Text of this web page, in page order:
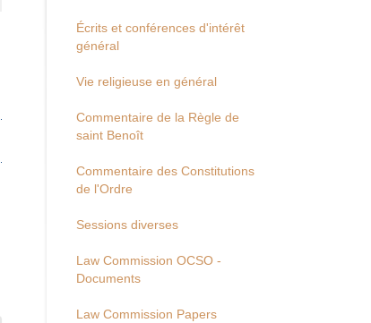
Écrits et conférences d'intérêt
général
Vie religieuse en général
Commentaire de la Règle de
saint Benoît
Commentaire des Constitutions
de l'Ordre
Sessions diverses
Law Commission OCSO -
Documents
Law Commission Papers